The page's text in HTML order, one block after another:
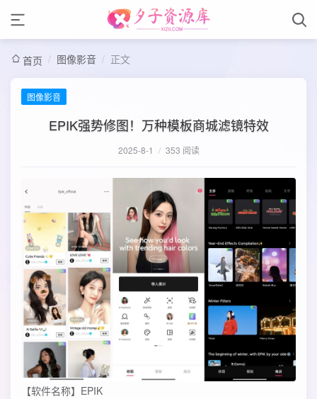
首页 / 图像影音 / 正文
图像影音
EPIK强势修图！万种模板商城滤镜特效
2025-8-1 / 353 阅读
【软件名称】EPIK